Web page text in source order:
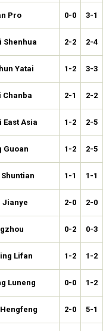
Pro 0-0 3-1
Shenhua 2-2 2-4
Yatai 1-2 3-3
Chanba 2-1 2-2
East Asia 1-2 2-5
Guoan 1-2 2-5
1-1 1-1
Jianye 2-0 2-0
0-2 0-3
Lifan 1-2 1-2
Luneng 0-0 1-2
2-0 5-1